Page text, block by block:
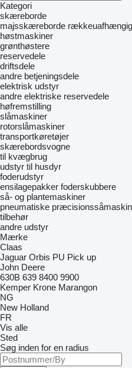
Kategori
skæreborde
majsskæreborde
høstmaskiner
grønthøstere
reservedele
driftsdele
andre betjeningsdele
elektrisk udstyr
andre elektriske reservedele
høfremstilling
slåmaskiner
rotorslåmaskiner
transportkøretøjer
skærebordsvogne
til kvægbrug
udstyr til husdyr
foderudstyr
ensilagepakker foderskubbere
så- og plantemaskiner
pneumatiske
tilbehør
andre udstyr
Mærke
Claas
Jaguar Orbis PU Pick up
John Deere
630B 639 8400 9900
Kemper Krone Marangon
NG
New Holland
FR
Vis alle
Sted
Søg inden for en radius